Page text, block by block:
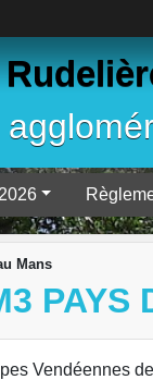
Mans
PAYS
Vendéennes